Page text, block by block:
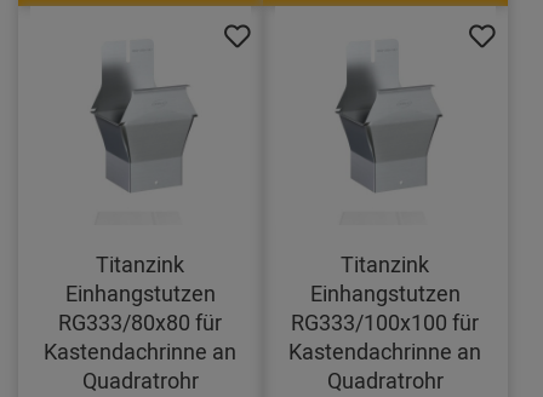
Titanzink
Einhangstutzen
RG333/80x80 für
Kastendachrinne an
Quadratrohr
Titanzink
Einhangstutzen
RG333/100x100 für
Kastendachrinne an
Quadratrohr